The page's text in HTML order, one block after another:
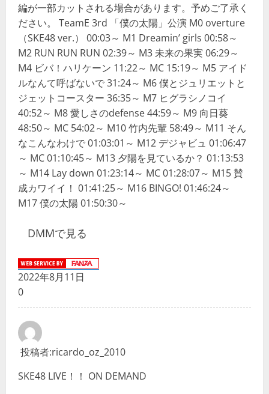
編が一部カットされる場合があります。予めご了承く
ださい。 TeamE 3rd 「僕の太陽」公演 M0 overture
（SKE48 ver.） 00:03～ M1 Dreamin’ girls 00:58～
M2 RUN RUN RUN 02:39～ M3 未来の果実 06:29～
M4 ビバ！ハリケーン 11:22～ MC 15:19～ M5 アイド
ルなんて呼ばないで 31:24～ M6 僕とジュリエットと
ジェットコースター 36:35～ M7 ヒグラシノコイ
40:52～ M8 愛しさのdefense 44:59～ M9 向日葵
48:50～ MC 54:02～ M10 竹内先輩 58:49～ M11 そん
なこんなわけで 01:03:01～ M12 デジャビュ 01:06:47
～ MC 01:10:45～ M13 夕陽を見ているか？ 01:13:53
～ M14 Lay down 01:23:14～ MC 01:28:07～ M15 賛
成カワイイ！ 01:41:25～ M16 BINGO! 01:46:24～
M17 僕の太陽 01:50:30～
DMMで見る
2022年8月11日
0
投稿者:ricardo_oz_2010
SKE48 LIVE！！ ON DEMAND